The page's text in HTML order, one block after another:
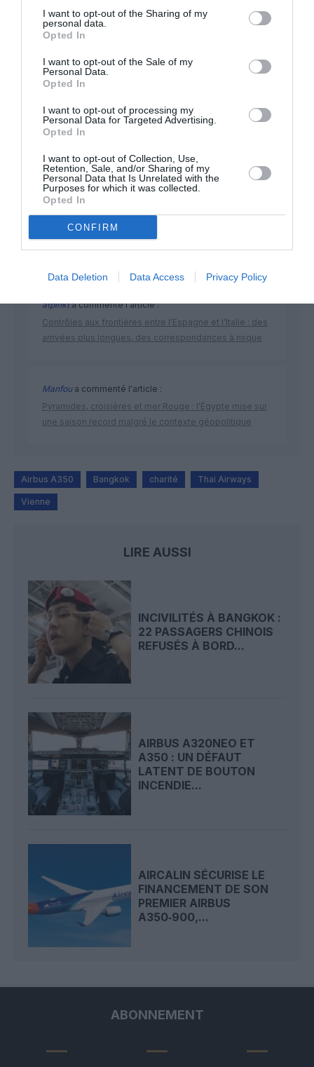
I want to opt-out of the Sharing of my
personal data.
Opted In
I want to opt-out of the Sale of my
Personal Data.
Opted In
I want to opt-out of processing my
Personal Data for Targeted Advertising.
Opted In
I want to opt-out of Collection, Use,
Retention, Sale, and/or Sharing of my
Personal Data that Is Unrelated with the
Purposes for which it was collected.
Opted In
CONFIRM
Data Deletion Data Access Privacy Policy
FAIRE UN DON
Soutenez Air Journal participez
à son
DERNIERS COMMENTAIRES
atplhkta commenté l'article :
Contrôles aux frontières entre l’Espagne et l’Italie : des
arrivées plus longues, des correspondances à risque
Manfoua commenté l'article :
Pyramides, croisières et mer Rouge : l’Égypte mise sur
une saison record malgré le contexte géopolitique
Airbus A350 Bangkok charité Thai Airways
Vienne
LIRE AUSSI
INCIVILITÉS À BANGKOK :
22 PASSAGERS CHINOIS
REFUSÉS À BORD...
AIRBUS A320NEO ET
A350 : UN DÉFAUT
LATENT DE BOUTON
INCENDIE...
AIRCALIN SÉCURISE LE
FINANCEMENT DE SON
PREMIER AIRBUS
A350‑900,...
ABONNEMENT